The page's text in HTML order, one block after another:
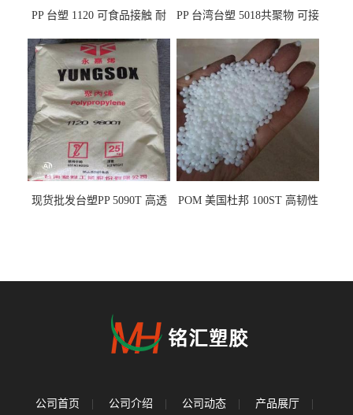
PP 台塑 1120 可食品接触 耐
PP 台湾台塑 5018共聚物 可接
现货批发台塑PP 5090T 高透
POM 美国杜邦 100ST 高韧性
公司首页 | 公司介绍 | 公司动态 | 产品展厅 |